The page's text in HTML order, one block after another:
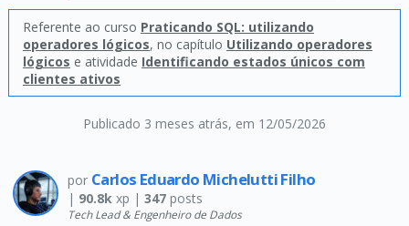
Publicado 3 meses atrás, em 12/05/2026
Referente ao curso Praticando SQL: utilizando
operadores lógicos, no capítulo Utilizando operadores
lógicos e atividade Identificando estados únicos com
clientes ativos
por Carlos Eduardo Michelutti Filho
| 90.8kxp | 347posts
Tech Lead & Engenheiro de Dados